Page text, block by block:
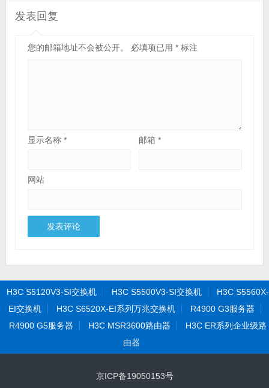
发表回复
您的邮箱地址不会被公开。 必填项已用 *标注
显示名称 * 邮箱*
网站
H3C S5120V3-SI交换机 H3C S5500V3-SI交换机
H3C S5560X-
EI交换机
H3C S6520X-EI系列万兆交换机
R4900 G3服务器
R4900 G5服务器
H3C MSR3600路由器
H3C ER系列企业级路
由器
京ICP备19050153号